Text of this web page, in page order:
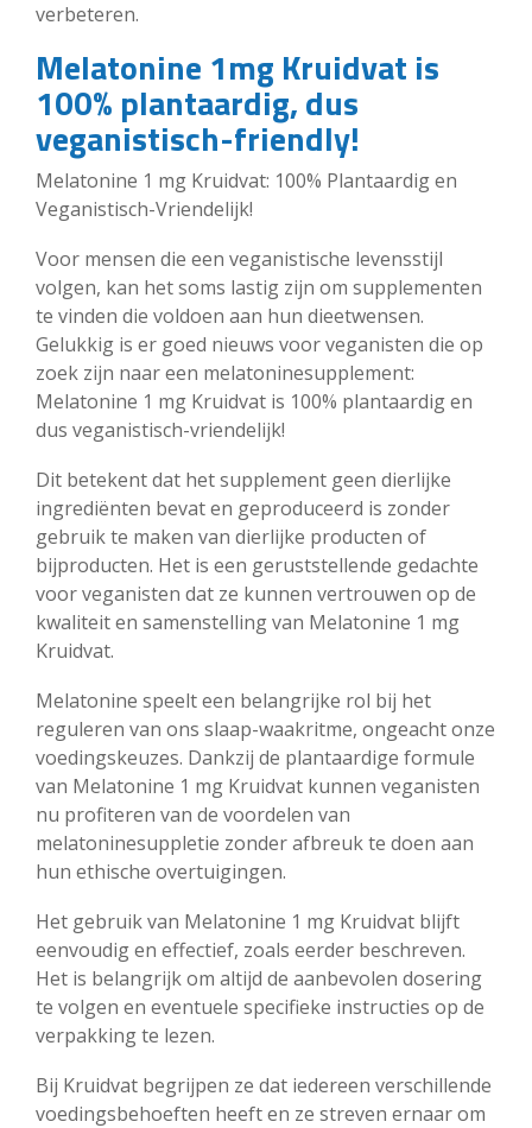
verbeteren.
Melatonine 1mg Kruidvat is
100% plantaardig, dus
veganistisch-friendly!
Melatonine 1 mg Kruidvat: 100% Plantaardig en
Veganistisch-Vriendelijk!
Voor mensen die een veganistische levensstijl
volgen, kan het soms lastig zijn om supplementen
te vinden die voldoen aan hun dieetwensen.
Gelukkig is er goed nieuws voor veganisten die op
zoek zijn naar een melatoninesupplement:
Melatonine 1 mg Kruidvat is 100% plantaardig en
dus veganistisch-vriendelijk!
Dit betekent dat het supplement geen dierlijke
ingrediënten bevat en geproduceerd is zonder
gebruik te maken van dierlijke producten of
bijproducten. Het is een geruststellende gedachte
voor veganisten dat ze kunnen vertrouwen op de
kwaliteit en samenstelling van Melatonine 1 mg
Kruidvat.
Melatonine speelt een belangrijke rol bij het
reguleren van ons slaap-waakritme, ongeacht onze
voedingskeuzes. Dankzij de plantaardige formule
van Melatonine 1 mg Kruidvat kunnen veganisten
nu profiteren van de voordelen van
melatoninesuppletie zonder afbreuk te doen aan
hun ethische overtuigingen.
Het gebruik van Melatonine 1 mg Kruidvat blijft
eenvoudig en effectief, zoals eerder beschreven.
Het is belangrijk om altijd de aanbevolen dosering
te volgen en eventuele specifieke instructies op de
verpakking te lezen.
Bij Kruidvat begrijpen ze dat iedereen verschillende
voedingsbehoeften heeft en ze streven ernaar om